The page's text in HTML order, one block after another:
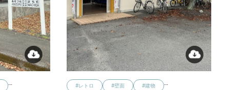
#レトロ #壁面 #建物